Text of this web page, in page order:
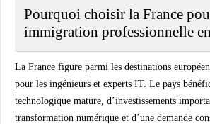
Pourquoi choisir la France
immigration professionnelle
La France figure parmi les destinations
pour les ingénieurs et experts IT. Le pays
technologique mature, d’investissements
transformation numérique et d’une demande